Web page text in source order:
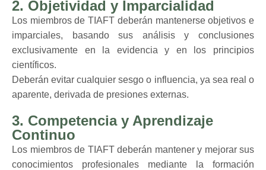
2. Objetividad y Imparcialidad
Los miembros de TIAFT deberán mantenerse objetivos e
imparciales, basando sus análisis y conclusiones
exclusivamente en la evidencia y en los principios
científicos.
Deberán evitar cualquier sesgo o influencia, ya sea real o
aparente, derivada de presiones externas.
3. Competencia y Aprendizaje
Continuo
Los miembros de TIAFT deberán mantener y mejorar sus
conocimientos profesionales mediante la formación